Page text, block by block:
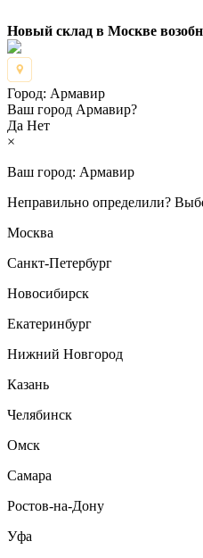
Новый склад в Москве
Город: Армавир
Ваш город Армавир?
Да Нет
×
Ваш город: Армавир
Неправильно определили?
Москва
Санкт-Петербург
Новосибирск
Екатеринбург
Нижний Новгород
Казань
Челябинск
Омск
Самара
Ростов-на-Дону
Уфа